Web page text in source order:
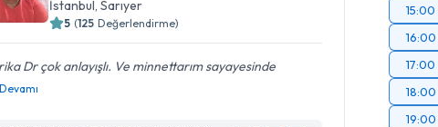
İstanbul, Sarıyer
5 (125 Değerlendirme)
Dr çok anlayışlı. Ve minnettarım sayayesinde
Devamı
15:00
16:00
17:00
18:00
19:00